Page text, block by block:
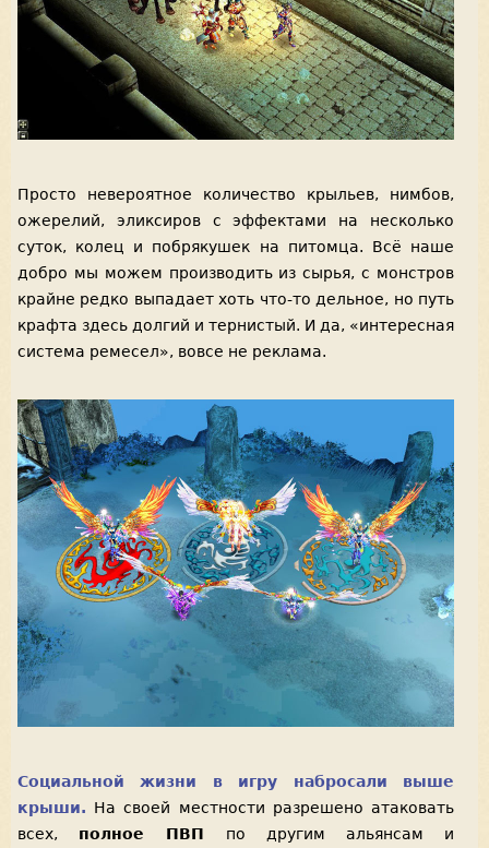
Просто невероятное количество крыльев, нимбов,
ожерелий, эликсиров с эффектами на несколько
суток, колец и побрякушек на питомца. Всё наше
добро мы можем производить из сырья, с монстров
крайне редко выпадает хоть что-то дельное, но путь
крафта здесь долгий и тернистый. И да, «интересная
система ремесел», вовсе не реклама.
Социальной жизни в игру набросали выше
крыши. На своей местности разрешено атаковать
всех, полное ПВП по другим альянсам и